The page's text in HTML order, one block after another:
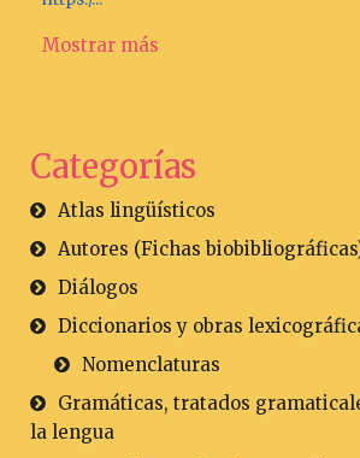
Mostrar más
Categorías
Atlas lingüísticos
Autores (Fichas
Diálogos
Diccionarios y obras
Nomenclaturas
Gramáticas, tratados
la lengua